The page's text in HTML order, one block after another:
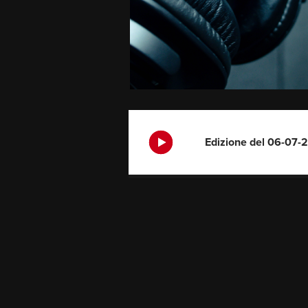
Edizione del 06-07-